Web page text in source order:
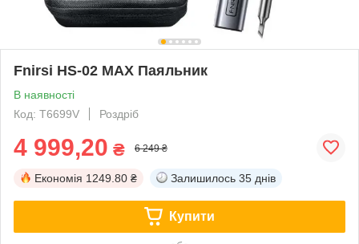
Fnirsi HS-02 MAX Паяльник
В наявності
Код: T6699V
Роздріб
4 999,20 ₴ 6 249 ₴
Економія 1249.80 ₴ Залишилось 35 днів
Купити